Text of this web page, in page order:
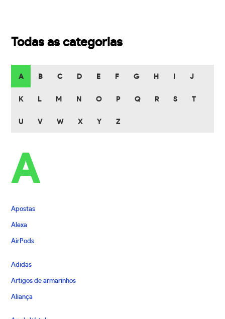
Todas as categorias
A B C D E F G H J
K L M N O P Q R S T
U V W X Y Z
A
Apostas
Alexa
AirPods
Adidas
Artigos de armarinhos
Aliança